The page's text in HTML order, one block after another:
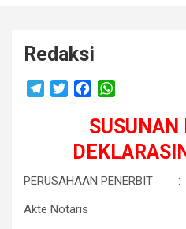
Redaksi
r
m
e
c
e
b
o
a
s
A
SUSUNAN
PERUSAHAAN PENERBIT :
Akte Notaris :